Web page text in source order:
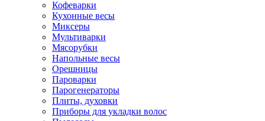
Кофеварки
Кухонные весы
Миксеры
Мультиварки
Мясорубки
Напольные весы
Орешницы
Пароварки
Парогенераторы
Плиты, духовки
Приборы для укладки волос